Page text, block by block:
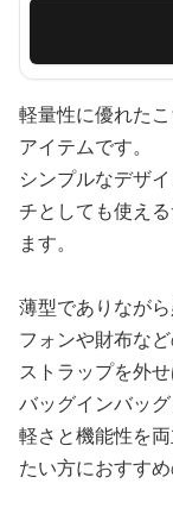
軽量性に優れた
アイテムです。
シンプルなデザ
チとしても使え
ます。
薄型でありなが
フォンや財布な
ストラップを外
バッグインバッグ
軽さと機能性を
たい方におすすめ